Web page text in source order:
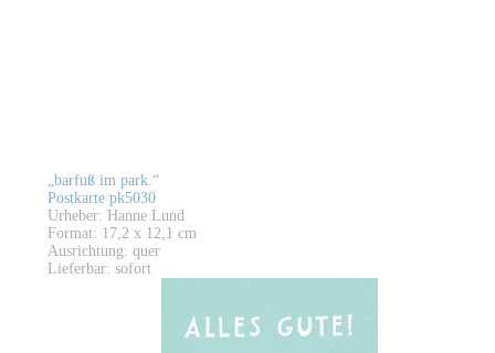
„barfuß im park.“
Postkarte pk5030
Urheber: Hanne Lund
Format: 17,2 x 12,1 cm
Ausrichtung: quer
Lieferbar: sofort